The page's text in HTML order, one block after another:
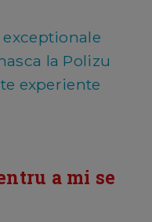
la Polizu
experiente
a mi se